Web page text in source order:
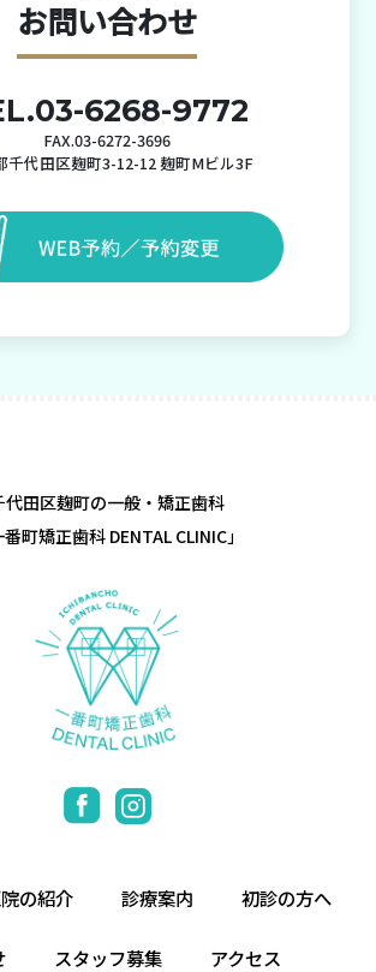
お問い合わせ
6268-9772
FAX.03-6272-3696
千代田区麹町3-12-12 麹町Mビル3F
代田区麹町の一般・矯正歯科
番町矯正歯科 DENTAL CLINIC」
の紹介 診療案内 初診の方へ
スタッフ募集 アクセス